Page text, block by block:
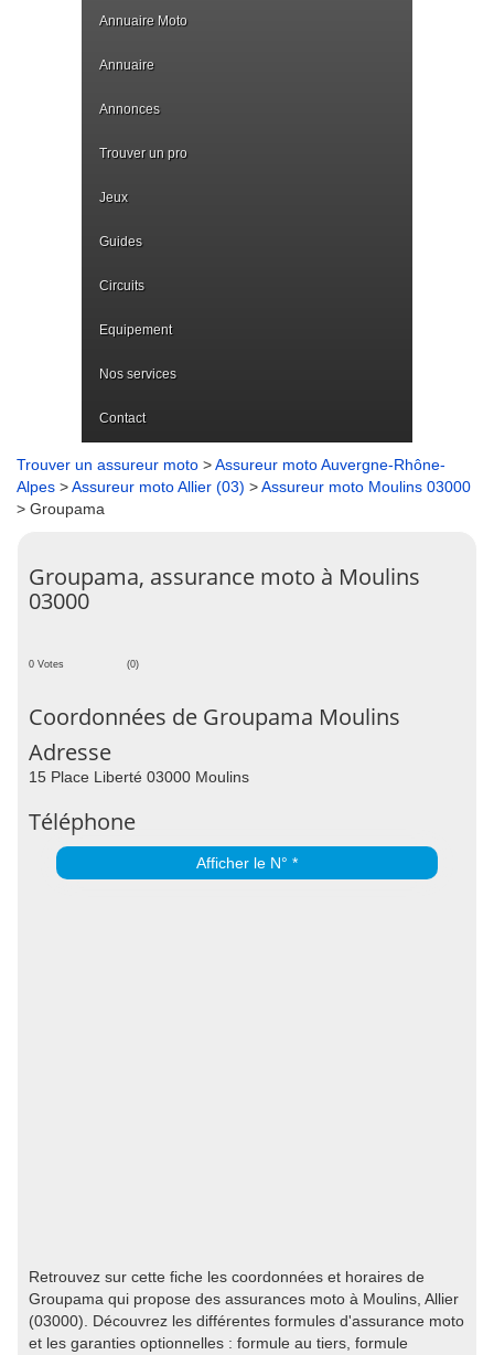
Annuaire Moto
Annuaire
Annonces
Trouver un pro
Jeux
Guides
Circuits
Equipement
Nos services
Contact
Trouver un assureur moto >Assureur moto Auvergne-Rhône-
Alpes >Assureur moto Allier (03) >Assureur moto Moulins 03000
> Groupama
Groupama, assurance moto à Moulins
03000
0 Votes (0)
Coordonnées de Groupama Moulins
Adresse
15 Place Liberté 03000 Moulins
Téléphone
Afficher le N° *
Retrouvez sur cette fiche les coordonnées et horaires de
Groupama qui propose des assurances moto à Moulins, Allier
(03000). Découvrez les différentes formules d'assurance moto
et les garanties optionnelles : formule au tiers, formule